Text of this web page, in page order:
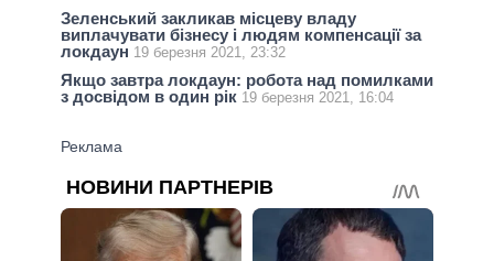
Зеленський закликав місцеву владу
виплачувати бізнесу і людям компенсації за
локдаун 19 березня 2021, 23:32
Якщо завтра локдаун: робота над помилками
з досвідом в один рік 19 березня 2021, 16:04